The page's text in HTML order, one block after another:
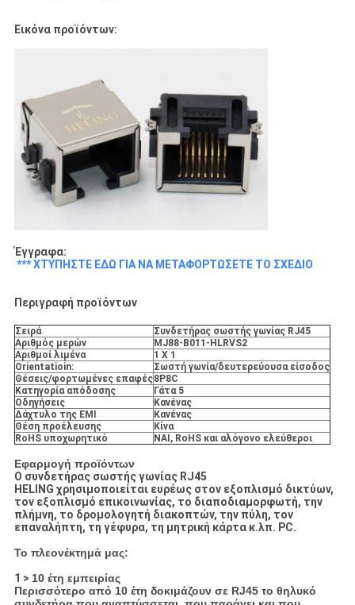
Εικόνα προϊόντων:
Έγγραφα:
*** ΧΤΥΠΗΣΤΕ ΕΔΩ ΓΙΑ ΝΑ ΜΕΤΑΦΟΡΤΩΣΕΤΕ ΤΟ ΣΧΕΔΙΟ
Περιγραφή προϊόντων
Σειρά
Συνδετήρας σωστής γωνίας RJ45
Αριθμός μερών
MJ88-B011-HLRVS2
Αριθμοί λιμένα
1 X 1
Orientatioin:
Σωστή γωνία/δευτερεύουσα είσοδος
Θέσεις/φορτωμένες επαφές8P8C
Κατηγορία απόδοσης
Γάτα 5
Οδηγήσεις
Κανένας
Δάχτυλο της EMI
Κανένας
Θέση προέλευσης
Κίνα
RoHS υποχωρητικό
ΝΑΙ, RoHS και αλόγονο ελεύθεροι
Εφαρμογή προϊόντων
Ο συνδετήρας σωστής γωνίας RJ45
HELING χρησιμοποιείται ευρέως στον εξοπλισμό δικτύων,
τον εξοπλισμό επικοινωνίας, το διαποδιαμορφωτή, την
πλήμνη, το δρομολογητή διακοπτών, την πύλη, τον
επαναλήπτη, τη γέφυρα, τη μητρική κάρτα κ.λπ. PC.
Το πλεονέκτημά μας:
1 > 10 έτη εμπειρίας
Περισσότερο από 10 έτη δοκιμάζουν σε RJ45 το θηλυκό